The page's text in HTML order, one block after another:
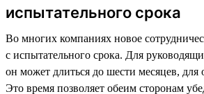
испытательного срока
Во многих компаниях новое
с испытательного срока. Для
он может длиться до шести месяцев,
Это время позволяет обеим сторонам